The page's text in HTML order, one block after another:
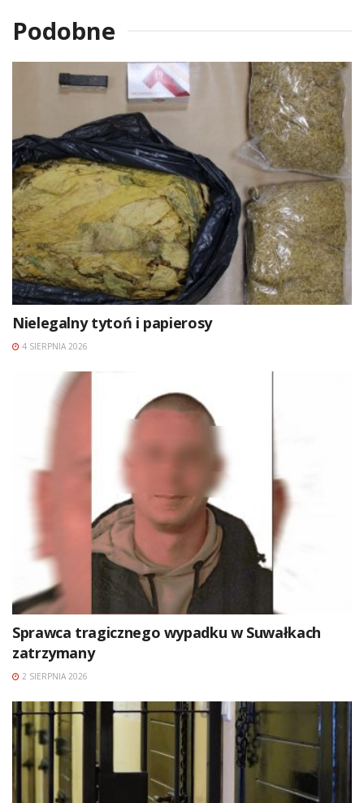
Podobne
Nielegalny tytoń i papierosy
4 SIERPNIA 2026
Sprawca tragicznego wypadku w Suwałkach
zatrzymany
2 SIERPNIA 2026